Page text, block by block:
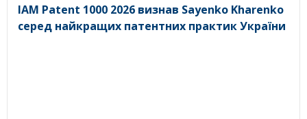
IAM Patent 1000 2026 визнав Sayenko Kharenko
серед найкращих патентних практик України